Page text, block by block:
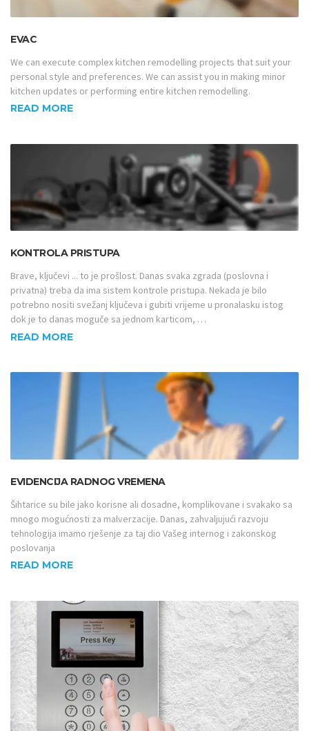
EVAC
We can execute complex kitchen remodelling projects that suit your
personal style and preferences. We can assist you in making minor
kitchen updates or performing entire kitchen remodelling.
READ MORE
KONTROLA PRISTUPA
Brave, ključevi ... to je prošlost. Danas svaka zgrada (poslovna i
privatna) treba da ima sistem kontrole pristupa. Nekada je bilo
potrebno nositi svežanj ključeva i gubiti vrijeme u pronalasku istog
dok je to danas moguče sa jednom karticom, …
READ MORE
EVIDENCIJA RADNOG VREMENA
Šihtarice su bile jako korisne ali dosadne, komplikovane i svakako sa
mnogo mogućnosti za malverzacije. Danas, zahvaljujući razvoju
tehnologija imamo rješenje za taj dio Vašeg internog i zakonskog
poslovanja
READ MORE